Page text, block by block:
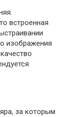
встроенная
изображения
за которым